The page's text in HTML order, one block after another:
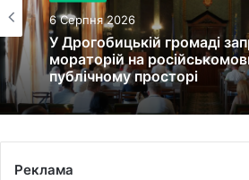
6 Серпня 2026
У Дрогобицькій громаді
мораторій на
публічному просторі
Реклама